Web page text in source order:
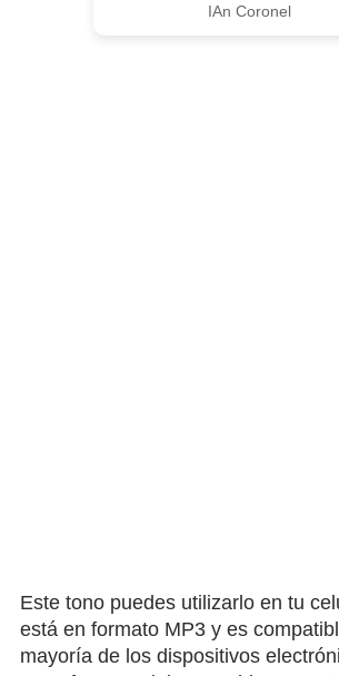
IAn Coronel
Este tono puedes utilizarlo en tu
está en formato MP3 y es
mayoría de los dispositivos